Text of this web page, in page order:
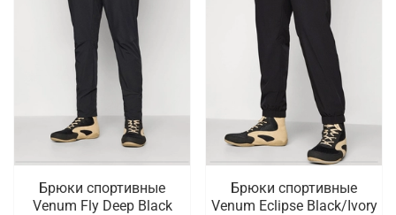
Брюки спортивные
Venum Fly Deep Black
Брюки спортивные
Venum Eclipse Black/Ivory